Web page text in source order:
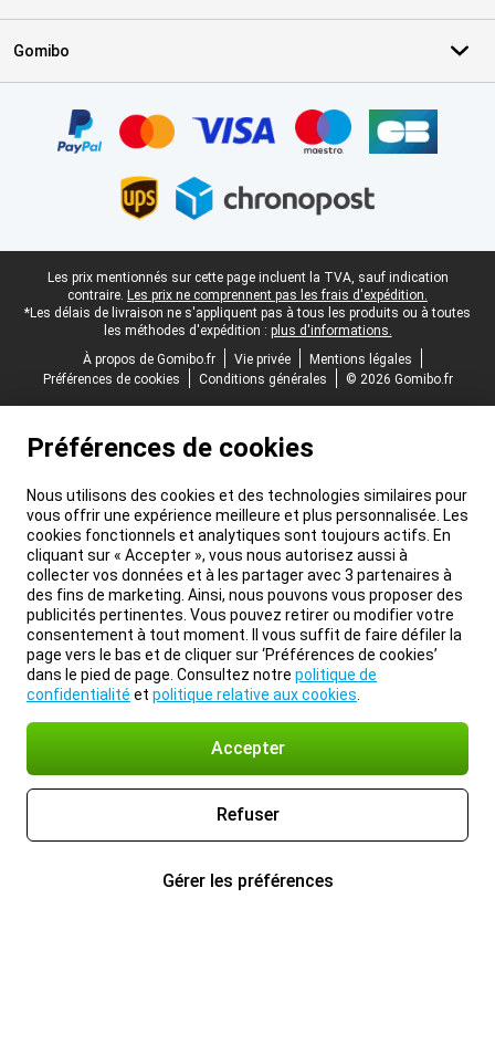
Gomibo
Pied-de-page légal
Les prix mentionnés sur cette page incluent la TVA, sauf indication
contraire. Les prix ne comprennent pas les frais d'expédition.
*Les délais de livraison ne s'appliquent pas à tous les produits ou à toutes
les méthodes d'expédition : plus d'informations.
À propos de Gomibo.fr
Vie privée
Mentions légales
Préférences de cookies
Conditions générales © 2026 Gomibo.fr
Préférences de cookies
Nous utilisons des cookies et des technologies similaires pour
vous offrir une expérience meilleure et plus personnalisée. Les
cookies fonctionnels et analytiques sont toujours actifs. En
cliquant sur « Accepter », vous nous autorisez aussi à
collecter vos données et à les partager avec 3 partenaires à
des fins de marketing. Ainsi, nous pouvons vous proposer des
publicités pertinentes. Vous pouvez retirer ou modifier votre
consentement à tout moment. Il vous suffit de faire défiler la
page vers le bas et de cliquer sur ‘Préférences de cookies’
dans le pied de page. Consultez notre politique de
confidentialité et politique relative aux cookies
Accepter
Refuser
Gérer les préférences